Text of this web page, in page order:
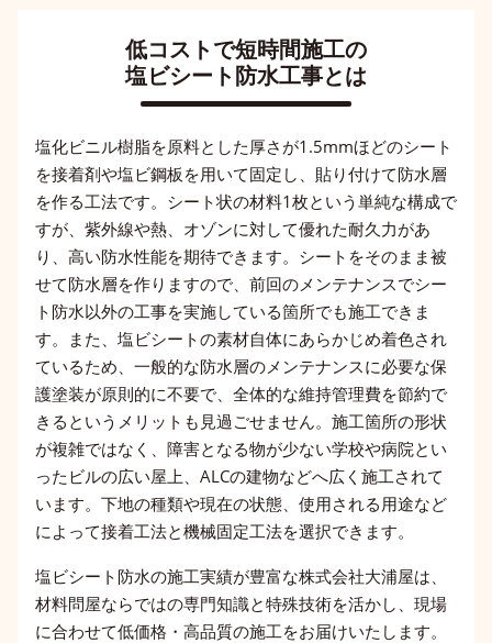
低コストで短時間施工の
塩ビシート防水工事とは
塩化ビニル樹脂を原料とした厚さが1.5mmほどのシート
を接着剤や塩ビ鋼板を用いて固定し、貼り付けて防水層
を作る工法です。シート状の材料1枚という単純な構成で
すが、紫外線や熱、オゾンに対して優れた耐久力があ
り、高い防水性能を期待できます。シートをそのまま被
せて防水層を作りますので、前回のメンテナンスでシー
ト防水以外の工事を実施している箇所でも施工できま
す。また、塩ビシートの素材自体にあらかじめ着色され
ているため、一般的な防水層のメンテナンスに必要な保
護塗装が原則的に不要で、全体的な維持管理費を節約で
きるというメリットも見過ごせません。施工箇所の形状
が複雑ではなく、障害となる物が少ない学校や病院とい
ったビルの広い屋上、ALCの建物などへ広く施工されて
います。下地の種類や現在の状態、使用される用途など
によって接着工法と機械固定工法を選択できます。
塩ビシート防水の施工実績が豊富な株式会社大浦屋は、
材料問屋ならではの専門知識と特殊技術を活かし、現場
に合わせて低価格・高品質の施工をお届けいたします。